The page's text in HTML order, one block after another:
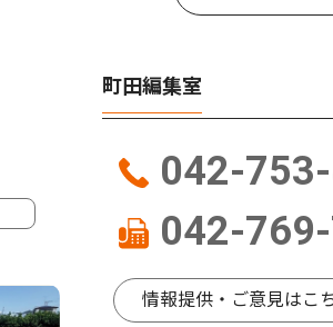
4
町田編集室
042-
042-
情報提供・ご意見はこ